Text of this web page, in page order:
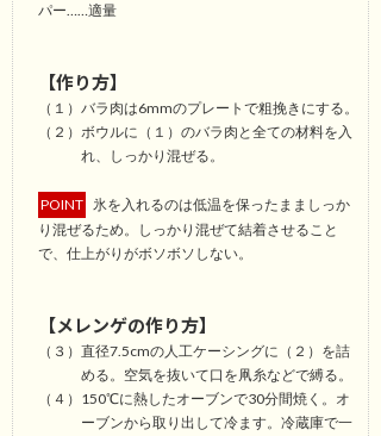
パー……適量
【作り方】
（１） バラ肉は6mmのプレートで粗挽きにする。
（２） ボウルに（１）のバラ肉と全ての材料を入
れ、しっかり混ぜる。
POINT 氷を入れるのは低温を保ったまましっか
り混ぜるため。しっかり混ぜて結着させること
で、仕上がりがボソボソしない。
【メレンゲの作り方】
（３） 直径7.5cmの人工ケーシングに（２）を詰
める。空気を抜いて口を凧糸などで縛る。
（４） 150℃に熱したオーブンで30分間焼く。オ
ーブンから取り出して冷ます。冷蔵庫で一